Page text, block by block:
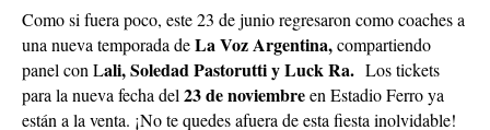
una nueva temporada deLa Voz Argentina,compartiendo
panel con Lali, Soledad Pastorutti y Luck Ra.Los tickets
para la nueva fecha del23 de noviembreen Estadio Ferro ya
están a la venta. ¡No te quedes afuera de esta fiesta inolvidable!